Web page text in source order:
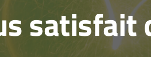
satisfait